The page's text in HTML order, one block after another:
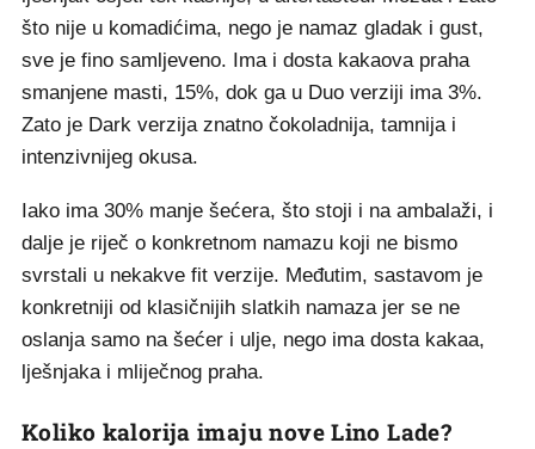
što nije u komadićima, nego je namaz gladak i gust,
sve je fino samljeveno. Ima i dosta kakaova praha
smanjene masti, 15%, dok ga u Duo verziji ima 3%.
Zato je Dark verzija znatno čokoladnija, tamnija i
intenzivnijeg okusa.
Iako ima 30% manje šećera, što stoji i na ambalaži, i
dalje je riječ o konkretnom namazu koji ne bismo
svrstali u nekakve fit verzije. Međutim, sastavom je
konkretniji od klasičnijih slatkih namaza jer se ne
oslanja samo na šećer i ulje, nego ima dosta kakaa,
lješnjaka i mliječnog praha.
Koliko kalorija imaju nove Lino Lade?